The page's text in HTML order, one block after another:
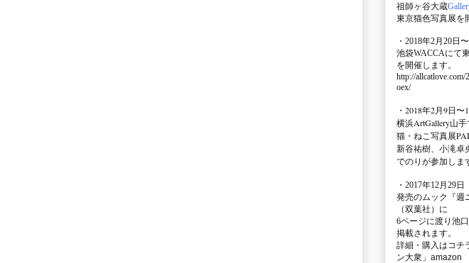
祖師ヶ谷大蔵
東京猫色写真展を
・2018年2月20日
池袋WACCAにて
を開催します。
http://allcatlove.com/
oex/
・2018年2月9日〜
横浜ArtGallery山手
猫・ねこ写真展
新谷祐樹、小滝卓
でのりが参加しま
・ 2017年12月29日
発売のムック
『
（双葉社）に
6ページに渡り 池
掲載されます。
詳細・購入はコ
ン大衆」amazon